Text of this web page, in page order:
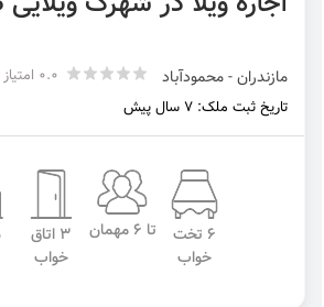
مازندران - محمودآباد
0.0 امتیاز از تعداد 0 رای
تاریخ ثبت ملک: 7 سال پیش
6 تخت
خواب
تا 6 مهمان
3 اتاق
خواب